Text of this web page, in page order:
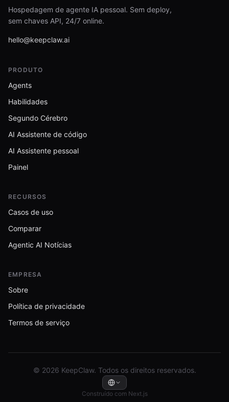
Hospedagem de agente IA pessoal. Sem deploy,
sem chaves API, 24/7 online.
hello@keepclaw.ai
PRODUTO
Agents
Habilidades
Segundo Cérebro
AI Assistente de código
AI Assistente pessoal
Painel
RECURSOS
Casos de uso
Comparar
Agentic AI Notícias
EMPRESA
Sobre
Política de privacidade
Termos de serviço
© 2026 KeepClaw. Todos os direitos reservados.
Construído com Next.js